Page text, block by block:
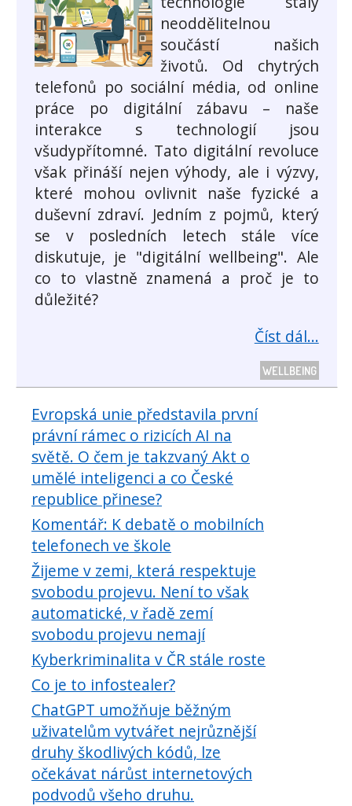
neoddělitelnou
součástí našich
životů. Od chytrých
telefonů po sociální média, od online
práce po digitální zábavu – naše
interakce s technologií jsou
všudypřítomné. Tato digitální revoluce
však přináší nejen výhody, ale i výzvy,
které mohou ovlivnit naše fyzické a
duševní zdraví. Jedním z pojmů, který
se v posledních letech stále více
diskutuje, je "digitální wellbeing". Ale
co to vlastně znamená a proč je to
důležité?
Číst dál...
WELLBEING
Evropská unie představila první
právní rámec o rizicích AI na
světě. O čem je takzvaný Akt o
umělé inteligenci a co České
republice přinese?
Komentář: K debatě o mobilních
telefonech ve škole
Žijeme v zemi, která respektuje
svobodu projevu. Není to však
automatické, v řadě zemí
svobodu projevu nemají
Kyberkriminalita v ČR stále roste
Co je to infostealer?
ChatGPT umožňuje běžným
uživatelům vytvářet nejrůznější
druhy škodlivých kódů, lze
očekávat nárůst internetových
podvodů všeho druhu.